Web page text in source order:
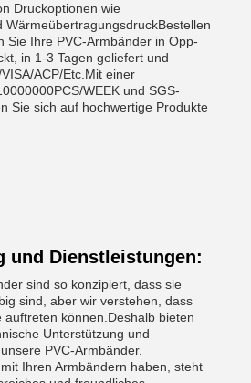
Druckoptionen wie
WärmeübertragungsdruckBestellen
Sie Ihre PVC-Armbänder in Opp-
in 1-3 Tagen geliefert und
ACP/Etc.Mit einer
WEEK und SGS-
Sie sich auf hochwertige Produkte
und Dienstleistungen:
sind so konzipiert, dass sie
sind, aber wir verstehen, dass
auftreten können.Deshalb bieten
Unterstützung und
PVC-Armbänder.
Ihren Armbändern haben, steht